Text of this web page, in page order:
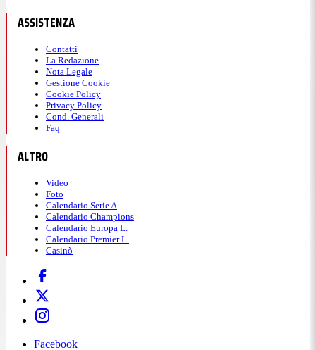
ASSISTENZA
Contatti
La Redazione
Nota Legale
Gestione Cookie
Cookie Policy
Privacy Policy
Cond. Generali
Faq
ALTRO
Video
Foto
Calendario Serie A
Calendario Champions
Calendario Europa L.
Calendario Premier L.
Casinò
Facebook